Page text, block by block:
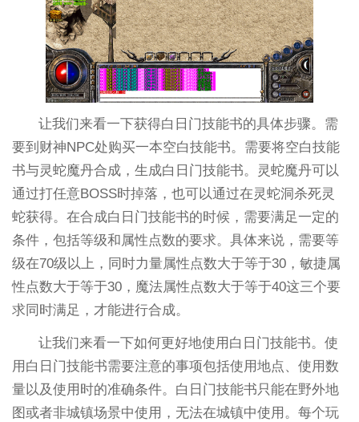
让我们来看一下获得白日门技能书的具体步骤。需
要到财神NPC处购买一本空白技能书。需要将空白技能
书与灵蛇魔丹合成，生成白日门技能书。灵蛇魔丹可以
通过打任意BOSS时掉落，也可以通过在灵蛇洞杀死灵
蛇获得。在合成白日门技能书的时候，需要满足一定的
条件，包括等级和属性点数的要求。具体来说，需要等
级在70级以上，同时力量属性点数大于等于30，敏捷属
性点数大于等于30，魔法属性点数大于等于40这三个要
求同时满足，才能进行合成。
让我们来看一下如何更好地使用白日门技能书。使
用白日门技能书需要注意的事项包括使用地点、使用数
量以及使用时的准确条件。白日门技能书只能在野外地
图或者非城镇场景中使用，无法在城镇中使用。每个玩